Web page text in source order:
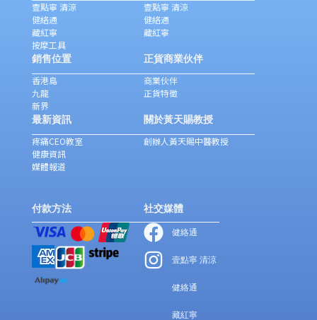
壹點寧 清涼
健絡通
藏紅寧
按摩工具
壹點寧 清涼
健絡通
藏紅寧
銷售位置
香港島
九龍
新界
正貨商業伙伴
商業伙伴
正貨特徵
最新資訊
疼痛CEO教室
健康資訊
媒體報道
關於黃天賜教授
創辦人黃天賜中醫教授
付款方法 社交媒體
健絡通
壹點寧 清涼
健絡通
藏紅寧